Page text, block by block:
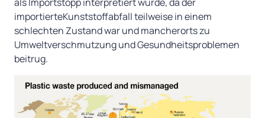
importierteKunststoffabfall teilweise in einem
schlechten Zustand war und mancherorts zu
Umweltverschmutzung und Gesundheitsproblemen
beitrug.